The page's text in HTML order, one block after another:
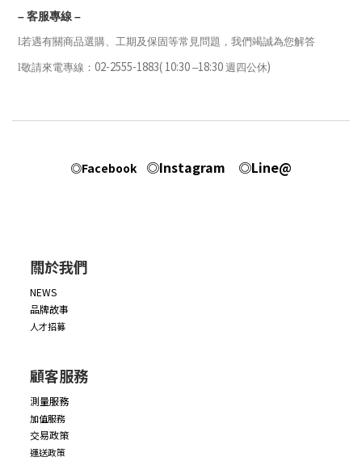
–客服專線–
l若遇有關商品選購、工期及保固等常見問題，我們竭誠為您解答
l敬請來電專線： 02-2555-1883( 10:30 –18:30 週四公休)
◎Facebook ◎Instagram ◎Line@
關於我們
NEWS
品牌故事
人才招募
顧客服務
測量服務
加值服務
交易政策
運送政策